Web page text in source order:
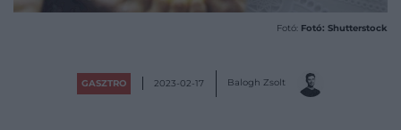
Fotó: Fotó: Shutterstock
GASZTRO 2023-02-17 Balogh Zsolt